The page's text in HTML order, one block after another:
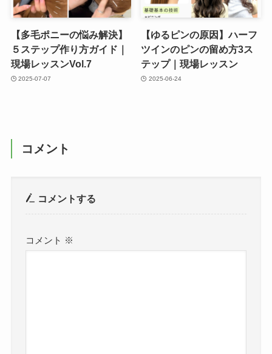
【多毛ポニーの悩み解決】
５ステップ作り方ガイド｜
現場レッスンVol.7
2025-07-07
【ゆるピンの原因】ハーフ
ツインのピンの留め方3ス
テップ｜現場レッスン
2025-06-24
コメント
コメントする
コメント ※